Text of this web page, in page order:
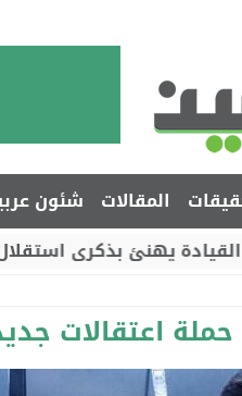
المقالات شئون
بذكرى استقلال الفلبين
حملة اعتقالات